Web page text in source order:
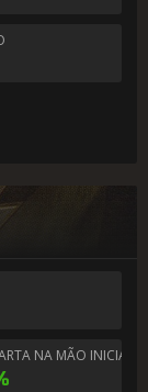
NA MÃO INICIAL